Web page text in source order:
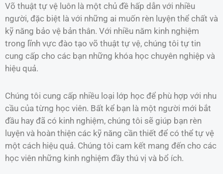
Võ thuật tự vệ luôn là một chủ đề hấp dẫn với nhiều
người, đặc biệt là với những ai muốn rèn luyện thể chất và
kỹ năng bảo vệ bản thân. Với nhiều năm kinh nghiệm
trong lĩnh vực đào tạo võ thuật tự vệ, chúng tôi tự tin
cung cấp cho các bạn những khóa học chuyên nghiệp và
hiệu quả.
Chúng tôi cung cấp nhiều loại lớp học để phù hợp với nhu
cầu của từng học viên. Bất kể bạn là một người mới bắt
đầu hay đã có kinh nghiệm, chúng tôi sẽ giúp bạn rèn
luyện và hoàn thiện các kỹ năng cần thiết để có thể tự vệ
một cách hiệu quả. Chúng tôi cam kết mang đến cho các
học viên những kinh nghiệm đầy thú vị và bổ ích.